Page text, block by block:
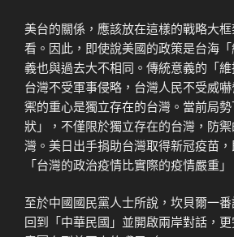
美台的關係，應該放在這樣的戰略大
看。因此，即使說美國的政策是台海
義也與過去大不相同。傳統意義的「
台灣不受軍事侵略，台灣人民不受威
禦的重心是獨立存在的台灣。當前局
狀」，不僅限於獨立存在的台灣，防
灣。美日出手捐助台灣取得新冠疫苗
「台灣的政治疫情比實際的疫情嚴重」
至於中國國民黨人士所說，坎貝爾一
回到「中華民國」並開啟兩岸對話，